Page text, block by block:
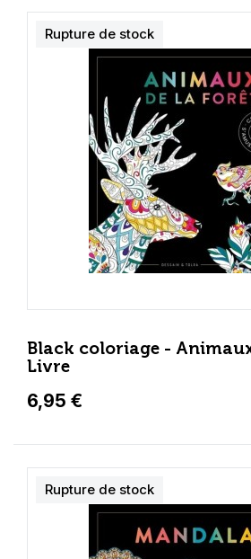
Black coloriage -
Livre
6,95 €
Rupture de stock
Rupture de stock